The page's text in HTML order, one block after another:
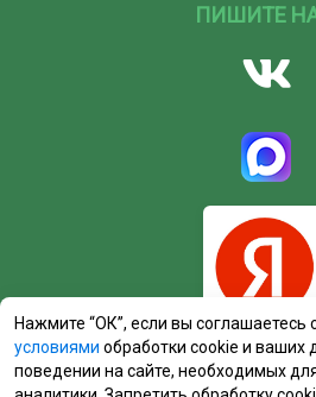
ПИШИТЕ
Нажмите “ОК”, если вы соглашаетесь
условиями обработки cookie и ваших
поведении на сайте, необходимых